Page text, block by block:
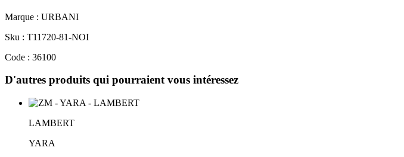
Marque : URBANI
Sku : T11720-81-NOI
Code : 36100
D'autres produits qui pourraient vous intéressez
LAMBERT
YARA